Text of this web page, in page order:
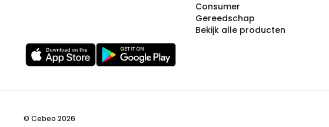
Consumer
Gereedschap
Bekijk alle producten
© Cebeo 2026